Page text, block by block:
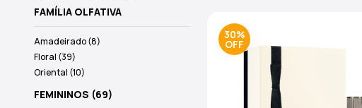
FAMÍLIA OLFATIVA
Amadeirado (8)
Floral (39)
Oriental (10)
FEMININOS (69)
30%